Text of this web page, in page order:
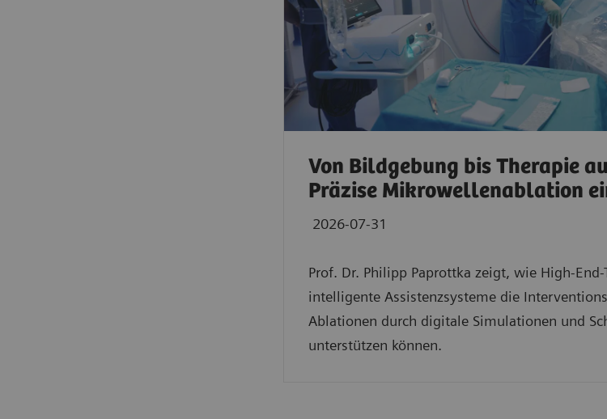
Von Bildgebung bis Therapie
Präzise Mikrowellenablation
2026-07-31
Prof. Dr. Philipp Paprottka zeigt, wie High-
intelligente Assistenzsysteme die
Ablationen durch digitale Simulationen und
unterstützen können.